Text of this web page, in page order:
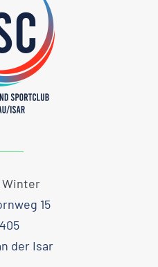
Winter
15
der Isar